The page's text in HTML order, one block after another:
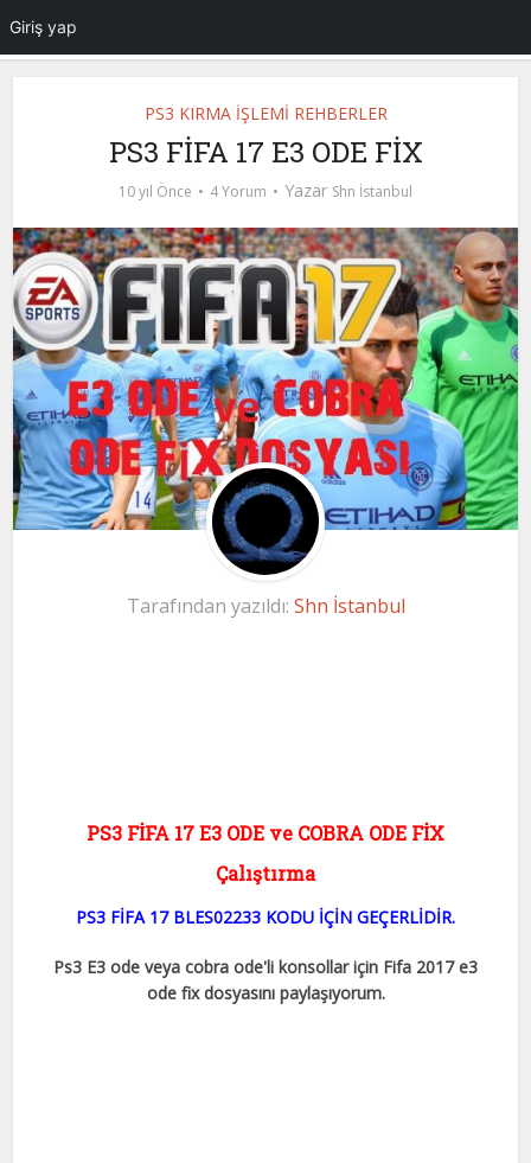
PS3 KIRMA İŞLEMİ REHBERLER
PS3 FİFA 17 E3 ODE FİX
10 yıl Önce 4 Yorum Yazar Shn İstanbul
Tarafından yazıldı: Shn İstanbul
PS3 FİFA 17 E3 ODE ve COBRA ODE FİX
Çalıştırma
PS3 FİFA 17 BLES02233 KODU İÇİN GEÇERLİDİR.
Ps3 E3 ode veya cobra ode'li konsollar için Fifa 2017 e3
ode fix dosyasını paylaşıyorum.
Giriş yap